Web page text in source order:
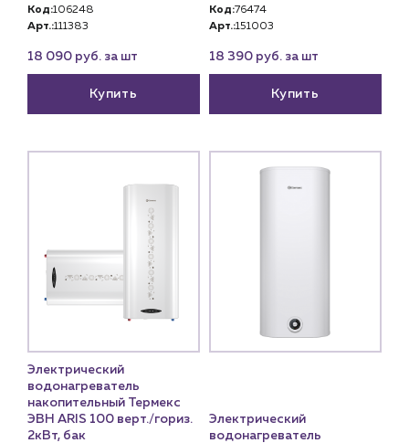
Код:106248
Арт.:111383
18 090 руб. за шт
Купить
Код:76474
Арт.:151003
18 390 руб. за шт
Купить
Электрический
водонагреватель
накопительный Термекс
ЭВН ARIS 100 верт./гориз.
2кВт, бак
Электрический
водонагреватель